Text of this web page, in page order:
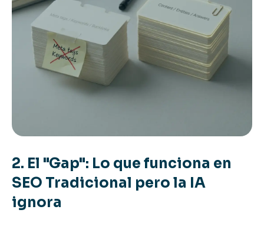
2. El "Gap": Lo que funciona en
SEO Tradicional pero la IA
ignora